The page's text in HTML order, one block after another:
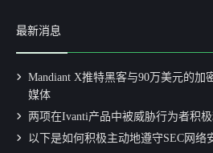
最新消息
Mandiant X推特黑客与90万美元的加
媒体
两项在Ivanti产品中被威胁行为者积
以下是如何积极主动地遵守SEC网络